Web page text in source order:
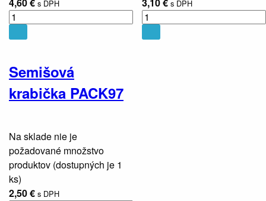
s DPH s DPH
Semišová
krabička PACK97
Na sklade nie je
požadované množstvo
produktov (dostupných je 1
ks)
2,50 € s DPH